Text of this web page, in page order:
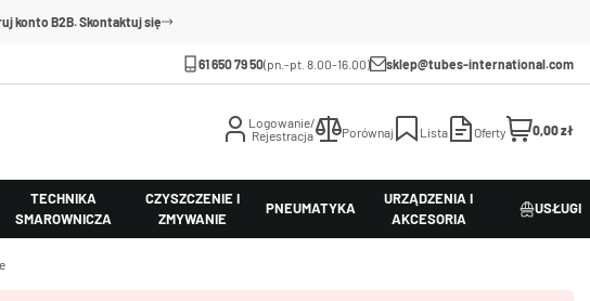
konto B2B. Skontaktuj się
61 650 79 50(pn.-pt. 8.00-16.00) sklep@tubes-international.com
Logowanie/
Rejestracja
Porównaj Lista Oferty 0,00 zł
TECHNIKA
SMAROWNICZA
CZYSZCZENIE I
ZMYWANIE
PNEUMATYKA
URZĄDZENIA I
AKCESORIA
USŁUGI